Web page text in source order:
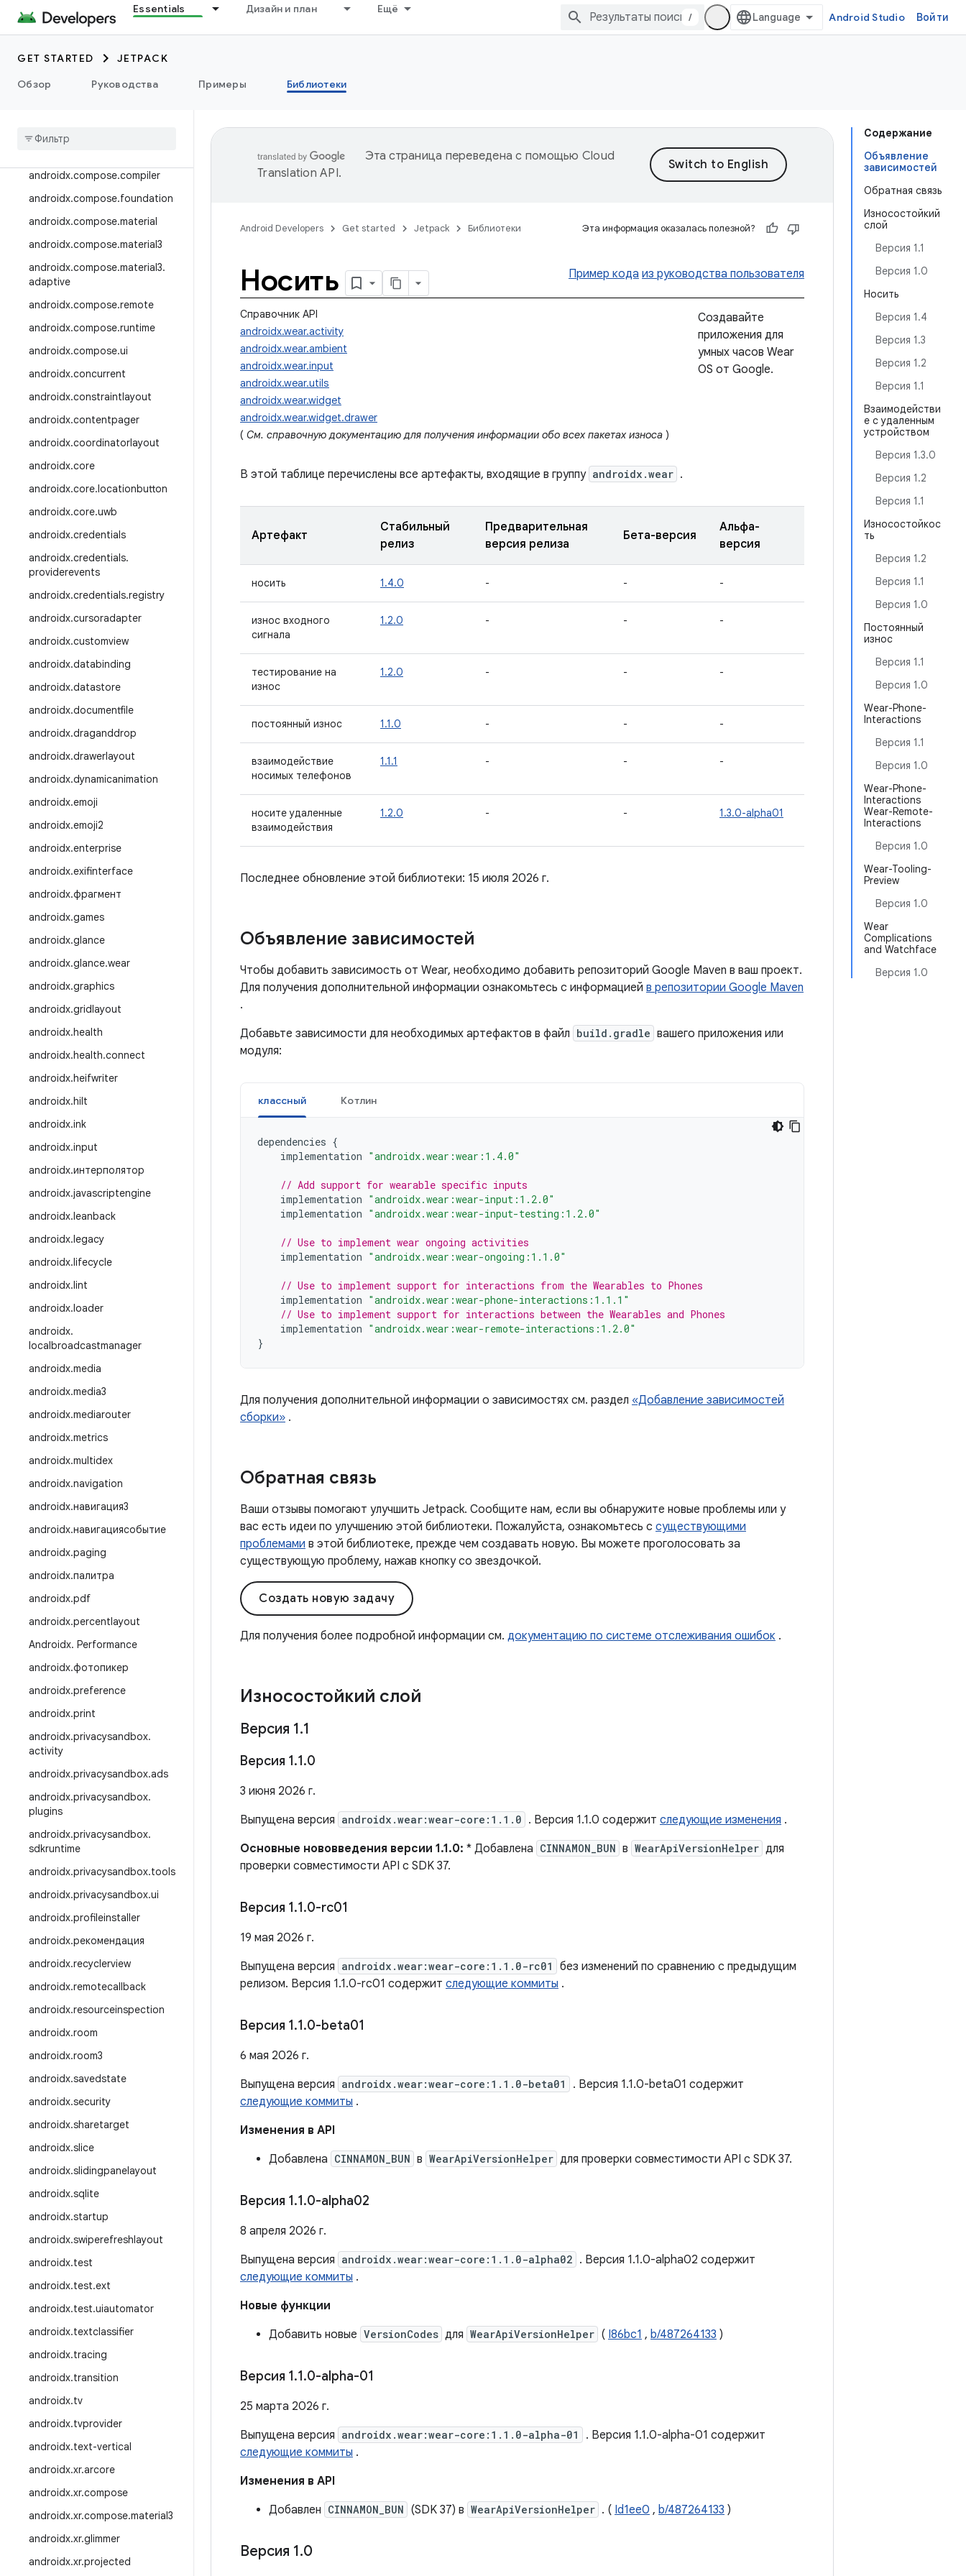
Essentials Дизайн и план Ещё
/ Android Studio Войти
GET STARTED
JETPACK
Обзор
Руководства Примеры Библиотеки
androidx.camera.viewfinder
androidx.car
androidx.car.app
androidx.cardview
androidx.compose.compiler
androidx.compose.foundation
androidx.compose.material
androidx.compose.material3
androidx.compose.material3.
adaptive
androidx.compose.remote
androidx.compose.runtime
androidx.compose.ui
androidx.concurrent
androidx.constraintlayout
androidx.contentpager
androidx.coordinatorlayout
androidx.core
androidx.core.locationbutton
androidx.core.uwb
androidx.credentials
androidx.credentials.
providerevents
androidx.credentials.registry
androidx.cursoradapter
androidx.customview
androidx.databinding
androidx.datastore
androidx.documentfile
androidx.draganddrop
androidx.drawerlayout
androidx.dynamicanimation
androidx.emoji
androidx.emoji2
androidx.enterprise
androidx.exifinterface
androidx.фрагмент
androidx.games
androidx.glance
androidx.glance.wear
androidx.graphics
androidx.gridlayout
androidx.health
androidx.health.connect
androidx.heifwriter
androidx.hilt
androidx.ink
androidx.input
androidx.интерполятор
androidx.javascriptengine
androidx.leanback
androidx.legacy
androidx.lifecycle
androidx.lint
androidx.loader
androidx.
localbroadcastmanager
androidx.media
androidx.media3
androidx.mediarouter
androidx.metrics
androidx.multidex
androidx.navigation
androidx.навигация3
androidx.навигациясобытие
androidx.paging
androidx.палитра
androidx.pdf
androidx.percentlayout
Androidx. Performance
androidx.фотопикер
androidx.preference
androidx.print
androidx.privacysandbox.
activity
androidx.privacysandbox.ads
androidx.privacysandbox.
plugins
androidx.privacysandbox.
sdkruntime
androidx.privacysandbox.tools
androidx.privacysandbox.ui
androidx.profileinstaller
androidx.рекомендация
androidx.recyclerview
androidx.remotecallback
androidx.resourceinspection
androidx.room
androidx.room3
androidx.savedstate
androidx.security
androidx.sharetarget
androidx.slice
androidx.slidingpanelayout
androidx.sqlite
androidx.startup
androidx.swiperefreshlayout
androidx.test
androidx.test.ext
androidx.test.uiautomator
androidx.textclassifier
androidx.tracing
androidx.transition
androidx.tv
androidx.tvprovider
androidx.text-vertical
androidx.xr.arcore
androidx.xr.compose
androidx.xr.compose.material3
androidx.xr.glimmer
androidx.xr.projected
Содержание
Объявление
зависимостей
Обратная связь
Износостойкий
слой
Версия 1.1
Версия 1.0
Носить
Версия 1.4
Версия 1.3
Версия 1.2
Версия 1.1
Взаимодействи
е с удаленным
устройством
Версия 1.3.0
Версия 1.2
Версия 1.1
Износостойкос
ть
Версия 1.2
Версия 1.1
Версия 1.0
Постоянный
износ
Версия 1.1
Версия 1.0
Wear-Phone-
Interactions
Версия 1.1
Версия 1.0
Wear-Phone-
Interactions
Wear-Remote-
Interactions
Версия 1.0
Wear-Tooling-
Preview
Версия 1.0
Wear
Complications
and Watchface
Версия 1.0
Эта страница переведена с помощью Cloud
Translation API.
Android Developers Get started Jetpack Библиотеки Эта информация оказалась полезной?
Носить Пример кода из руководства пользователя
Справочник API
androidx.wear.activity
androidx.wear.ambient
androidx.wear.input
androidx.wear.utils
androidx.wear.widget
androidx.wear.widget.drawer
( См. справочную документацию для получения информации обо всех пакетах износа )
Создавайте
приложения для
умных часов Wear
OS от Google.
В этой таблице перечислены все артефакты, входящие в группу androidx.wear .
Артефакт
Стабильный
релиз
Предварительная
версия релиза
Бета-версия
Альфа-
версия
носить 1.4.0 - - -
износ входного
сигнала
1.2.0 - - -
тестирование на
износ
1.2.0 - - -
постоянный износ 1.1.0 - - -
взаимодействие
носимых телефонов
1.1.1 - - -
носите удаленные
взаимодействия
1.2.0 - - 1.3.0-alpha01
Последнее обновление этой библиотеки: 15 июля 2026 г.
Объявление зависимостей
Чтобы добавить зависимость от Wear, необходимо добавить репозиторий Google Maven в ваш проект.
Для получения дополнительной информации ознакомьтесь с информацией в репозитории Google Maven
.
Добавьте зависимости для необходимых артефактов в файл build.gradle вашего приложения или
модуля:
классный Котлин
dependencies {
implementation "androidx.wear:wear:1.4.0"
// Add support for wearable specific inputs
implementation "androidx.wear:wear-input:1.2.0"
implementation "androidx.wear:wear-input-testing:1.2.0"
// Use to implement wear ongoing activities
implementation "androidx.wear:wear-ongoing:1.1.0"
// Use to implement support for interactions from the Wearables to Phones
implementation "androidx.wear:wear-phone-interactions:1.1.1"
// Use to implement support for interactions between the Wearables and Phones
implementation "androidx.wear:wear-remote-interactions:1.2.0"
}
Для получения дополнительной информации о зависимостях см. раздел «Добавление зависимостей
сборки» .
Обратная связь
Ваши отзывы помогают улучшить Jetpack. Сообщите нам, если вы обнаружите новые проблемы или у
вас есть идеи по улучшению этой библиотеки. Пожалуйста, ознакомьтесь с существующими
проблемами в этой библиотеке, прежде чем создавать новую. Вы можете проголосовать за
существующую проблему, нажав кнопку со звездочкой.
Создать новую задачу
Для получения более подробной информации см. документацию по системе отслеживания ошибок .
Износостойкий слой
Версия 1.1
Версия 1.1.0
3 июня 2026 г.
Выпущена версия androidx.wear:wear-core:1.1.0 . Версия 1.1.0 содержит следующие изменения .
Основные нововведения версии 1.1.0: * Добавлена CINNAMON_BUN в WearApiVersionHelper для
проверки совместимости API с SDK 37.
Версия 1.1.0-rc01
19 мая 2026 г.
Выпущена версия androidx.wear:wear-core:1.1.0-rc01
без изменений по сравнению с предыдущим
релизом. Версия 1.1.0-rc01 содержит следующие коммиты .
Версия 1.1.0-beta01
6 мая 2026 г.
Выпущена версия androidx.wear:wear-core:1.1.0-beta01
. Версия 1.1.0-beta01 содержит
следующие коммиты .
Изменения в API
Добавлена CINNAMON_BUN в WearApiVersionHelper для проверки совместимости API с SDK 37.
Версия 1.1.0-alpha02
8 апреля 2026 г.
Выпущена версия androidx.wear:wear-core:1.1.0-alpha02 . Версия 1.1.0-alpha02 содержит
следующие коммиты .
Новые функции
Добавить новые VersionCodes для WearApiVersionHelper ( I86bc1 , b/487264133 )
Версия 1.1.0-alpha-01
25 марта 2026 г.
Выпущена версия androidx.wear:wear-core:1.1.0-alpha-01
. Версия 1.1.0-alpha-01 содержит
следующие коммиты .
Изменения в API
Добавлен CINNAMON_BUN (SDK 37) в WearApiVersionHelper . ( Id1ee0 , b/487264133 )
Версия 1.0